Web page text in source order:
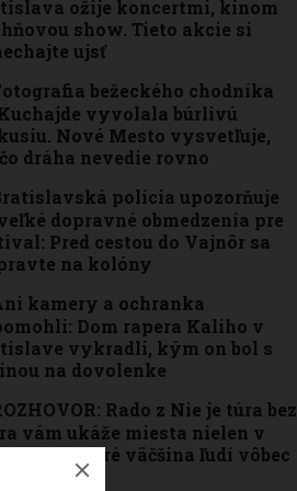
ožije koncertmi, kinom
show. Tieto akcie si
ujsť
bežeckého chodníka
vyvolala búrlivú
Nové Mesto vysvetľuje,
dráha nevedie rovno
polícia upozorňuje
dopravné obmedzenia pre
Pred cestou do Vajnôr sa
na kolóny
kamery a ochranka
Dom rapera Kaliho v
vykradli, kým on bol s
na dovolenke
Rado z Nie je túra bez
vám ukáže miesta nielen v
ktoré väčšina ľudí vôbec